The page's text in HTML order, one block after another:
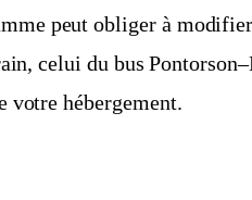
peut obliger à
celui du bus
votre hébergement.